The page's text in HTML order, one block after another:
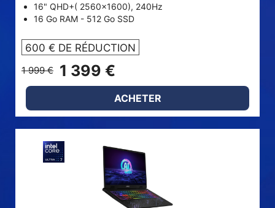
16" QHD+( 2560x1600), 240Hz
16 Go RAM - 512 Go SSD
600 € DE RÉDUCTION
1 999 € 1 399 €
ACHETER